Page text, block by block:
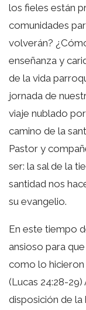
los fieles están
comunidades
volverán?
enseñanza y
de la vida
jornada de
viaje nublado
camino de la
Pastor y
ser: la sal de la
santidad nos
su evangelio.
En este tiempo
ansioso para
como lo hicieron
(Lucas 24:28-
disposición de la